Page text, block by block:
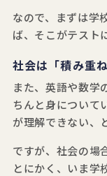
なので、まずは学
ば、そこがテスト
社会は「積み重
また、英語や数学
ちんと身について
が理解できない、
ですが、社会の場
とにかく、いま学